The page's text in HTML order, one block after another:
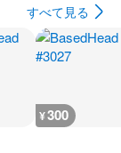
すべて見る
¥300